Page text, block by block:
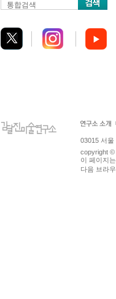
통합검색
03015 서울
copyright ©
이 페이지는
다음 브라